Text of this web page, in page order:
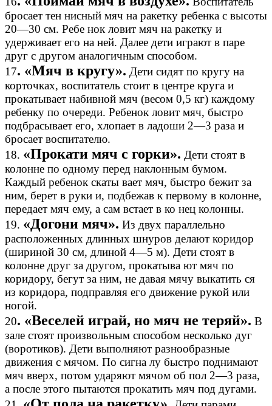
бросает тен нисный мяч на ракетку ребенка с высоты
20—30 см. Ребе нок ловит мяч на ракетку и
удерживает его на ней. Далее дети играют в паре
друг с другом аналогичным способом.
17. «Мяч в кругу». Дети сидят по кругу на
корточках, воспитатель стоит в центре круга и
прокатывает набивной мяч (весом 0,5 кг) каждому
ребенку по очереди. Ребенок ловит мяч, быстро
подбрасывает его, хлопает в ладоши 2—3 раза и
бросает воспитателю.
18. «Прокати мяч с горки». Дети стоят в
колонне по одному перед наклонным бумом.
Каждый ребенок скаты вает мяч, быстро бежит за
ним, берет в руки и, подбежав к первому в колонне,
передает мяч ему, а сам встает в ко нец колонны.
19. «Догони мяч». Из двух параллельно
расположенных длинных шнуров делают коридор
(шириной 30 см, длиной 4—5 м). Дети стоят в
колонне друг за другом, прокатыва ют мяч по
коридору, бегут за ним, не давая мячу выкатить ся
из коридора, подправляя его движение рукой или
ногой.
20. «Веселей играй, но мяч не теряй». В
зале стоят произвольным способом несколько дуг
(воротиков). Дети выполняют разнообразные
движения с мячом. По сигна лу быстро поднимают
мяч вверх, потом ударяют мячом об пол 2—3 раза,
а после этого пытаются прокатить мяч под дугами.